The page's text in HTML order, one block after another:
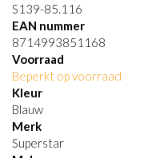
S139-85.116
EAN nummer
8714993851168
Voorraad
Beperkt op voorraad
Kleur
Blauw
Merk
Superstar